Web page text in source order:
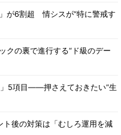
が6割超 情シスが“特に警戒す
の裏で進行する“ド級のデー
5項目――押さえておきたい“生
後の対策は「むしろ運用を減